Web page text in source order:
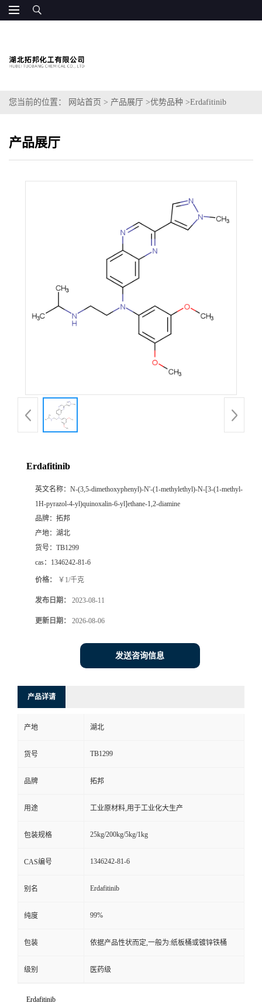
您当前的位置： 网站首页 > 产品展厅 >优势品种 >Erdafitinib
产品展厅
Erdafitinib
英文名称： N-(3,5-dimethoxyphenyl)-N'-(1-methylethyl)-N-[3-(1-methyl-
1H-pyrazol-4-yl)quinoxalin-6-yl]ethane-1,2-diamine
品牌： 拓邦
产地： 湖北
货号： TB1299
cas： 1346242-81-6
价格： ￥1/千克
发布日期： 2023-08-11
更新日期： 2026-08-06
发送咨询信息
产品详请
产地 湖北
货号 TB1299
品牌 拓邦
用途 工业原材料,用于工业化大生产
包装规格 25kg/200kg/5kg/1kg
CAS编号 1346242-81-6
别名 Erdafitinib
纯度 99%
包装 依据产品性状而定,一般为:纸板桶或镀锌铁桶
级别 医药级
Erdafitinib